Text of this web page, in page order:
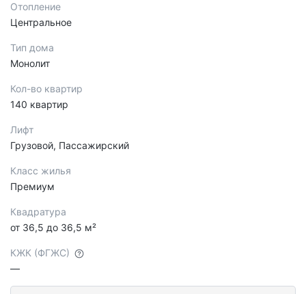
Отопление
Центральное
Тип дома
Монолит
Кол-во квартир
140 квартир
Лифт
Грузовой, Пассажирский
Класс жилья
Премиум
Квадратура
от 36,5 до 36,5 м²
КЖК (ФГЖС)
—